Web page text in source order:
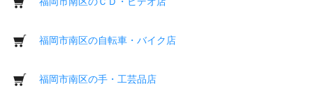
福岡市南区の自転車・バイク店
福岡市南区の手・工芸品店